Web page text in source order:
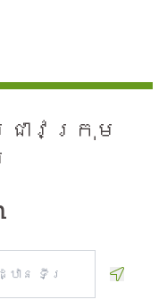
ាវ​ក្រុម